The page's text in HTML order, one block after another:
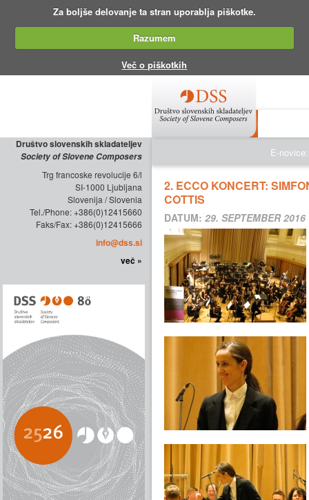
Za boljše delovanje ta stran uporablja piškotke.
Razumem
Več o piškotkih
Društvo slovenskih skladateljev
Society of Slovene Composers
Trg francoske revolucije 6/l
SI-1000 Ljubljana
Slovenija / Slovenia
Tel./Phone: +386(0)12415660
Faks/Fax: +386(0)12415666
info@dss.si
več »
E-novice:
2. ECCO KONCERT:
COTTIS
DATUM: 29. SEPTEMBER 2016